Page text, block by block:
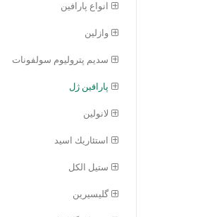
انواع پارافین
وازلین
سديم پتروليوم سولفونات
پارافين ژل
لانولين
استئاريك اسيد
ستيل الكل
گليسيرين